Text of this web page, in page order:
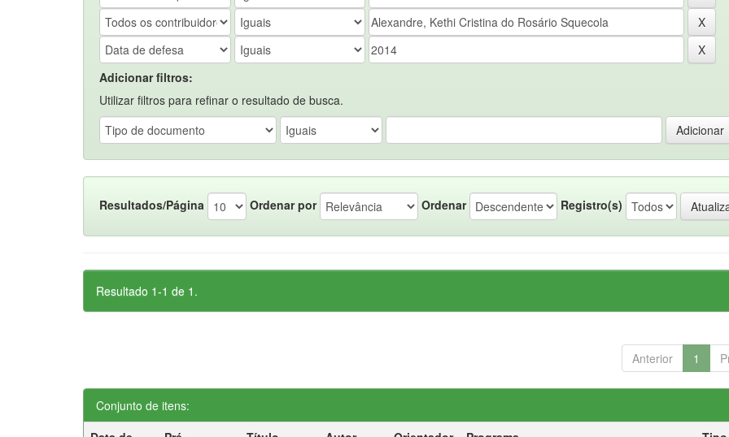
Adicionar filtros:
Utilizar filtros para refinar o resultado de busca.
Resultados/Página Ordenar por Ordenar Registro(s)
Resultado 1-1 de 1.
Anterior 1
Conjunto de itens: